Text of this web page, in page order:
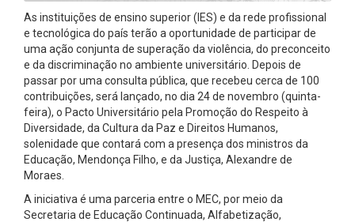
As instituições de ensino superior (IES) e da rede profissional
e tecnológica do país terão a oportunidade de participar de
uma ação conjunta de superação da violência, do preconceito
e da discriminação no ambiente universitário. Depois de
passar por uma consulta pública, que recebeu cerca de 100
contribuições, será lançado, no dia 24 de novembro (quinta-
feira), o Pacto Universitário pela Promoção do Respeito à
Diversidade, da Cultura da Paz e Direitos Humanos,
solenidade que contará com a presença dos ministros da
Educação, Mendonça Filho, e da Justiça, Alexandre de
Moraes.
A iniciativa é uma parceria entre o MEC, por meio da
Secretaria de Educação Continuada, Alfabetização,